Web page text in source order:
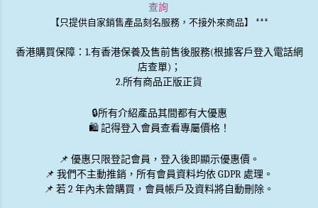
查詢
【只提供自家銷售產品刻名服務，不接外來商品】 ***
香港購買保障：1.有香港保養及售前售後服務(根據客戶登入電話網
店查單)；
2.所有商品正版正貨
🔒所有介紹產品其間都有大優惠
🛍️ 記得登入會員查看專屬價格！
📌 優惠只限登記會員 ，登入後即顯示優惠價。
📌 我們不主動推銷 ，所有會員資料均依 GDPR 處理。
📌 若 2 年內未曾購買，會員帳戶及資料將自動刪除。